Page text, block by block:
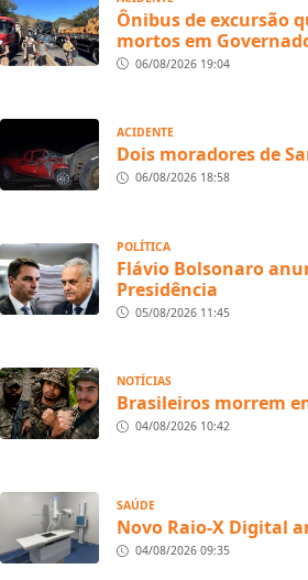
Ônibus de excursão
mortos em
06/08/2026 19:04
ACIDENTE
Dois moradores de
06/08/2026 18:58
POLÍTICA
Flávio Bolsonaro
Presidência
05/08/2026 11:45
NOTÍCIAS
Brasileiros morrem
04/08/2026 10:42
SAÚDE
Novo Raio-X Digital
04/08/2026 09:35